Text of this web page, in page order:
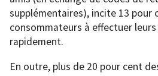
supplémentaires), incite 13 pour
consommateurs à effectuer
rapidement.
En outre, plus de 20 pour cent